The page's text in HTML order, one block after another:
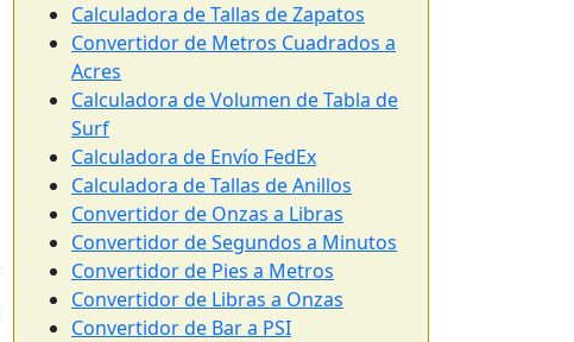
Calculadora de Tallas de Zapatos
Convertidor de Metros Cuadrados a
Acres
Calculadora de Volumen de Tabla de
Surf
Calculadora de Envío FedEx
Calculadora de Tallas de Anillos
Convertidor de Onzas a Libras
Convertidor de Segundos a Minutos
Convertidor de Pies a Metros
Convertidor de Libras a Onzas
Convertidor de Bar a PSI